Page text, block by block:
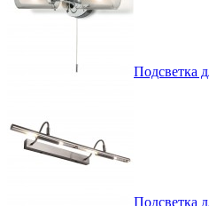
Подсветка
Подсветка